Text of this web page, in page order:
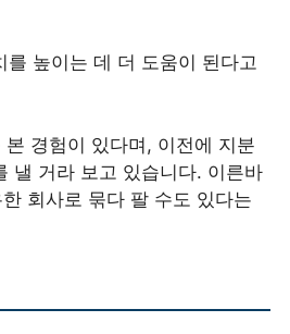
높이는 데 더 도움이 된다고
경험이 있다며, 이전에 지분
낼 거라 보고 있습니다. 이른바
회사로 묶다 팔 수도 있다는